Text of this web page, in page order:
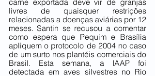
carne exportada deve vir de granjas
livres de quaisquer restrições
relacionadas a doenças aviárias por 12
meses. Santin se recusou a comentar
como espera que Pequim e Brasília
apliquem o protocolo de 2004 no caso
de um surto nos plantéis comerciais do
Brasil. Esta semana, a IAAP foi
detectada em aves silvestres no Rio